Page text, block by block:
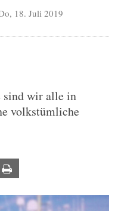
18. Juli 2019
sind wir alle in
volkstümliche